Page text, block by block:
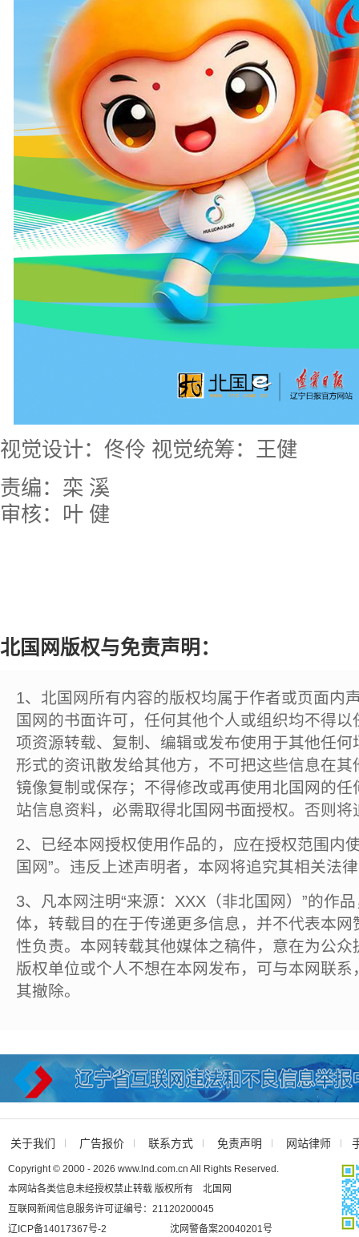
视觉设计：佟伶 视觉统筹：王健
责编：栾 溪
审核：叶 健
北国网版权与免责声明：
1、北国网所有内容的版权均属于作者或页面内
国网的书面许可，任何其他个人或组织均不得
项资源转载、复制、编辑或发布使用于其他任
形式的资讯散发给其他方，不可把这些信息在
镜像复制或保存；不得修改或再使用北国网的
站信息资料，必需取得北国网书面授权。否则将
2、已经本网授权使用作品的，应在授权范围内
国网”。违反上述声明者，本网将追究其相关法
3、凡本网注明“来源：XXX（非北国网）”的作
体，转载目的在于传递更多信息，并不代表本
性负责。本网转载其他媒体之稿件，意在为公
版权单位或个人不想在本网发布，可与本网联
其撤除。
关于我们 广告报价 联系方式 免责声明 网站律师
Copyright © 2000 - 2026 www.lnd.com.cn All Rights Reserved.
本网站各类信息未经授权禁止转载 版权所有 北国网
互联网新闻信息服务许可证编号：21120200045
辽ICP备14017367号-2
沈网警备案20040201号